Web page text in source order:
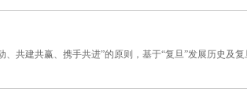
共建共赢、携手共进”的原则，基于“复旦”发展历史及